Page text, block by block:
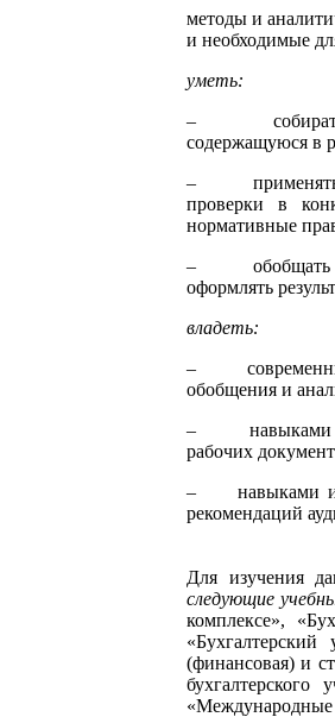
методы и
и необходимые
уметь:
– собирать,
содержащуюся в
– применять
проверки в
нормативные
– обобщать
оформлять
владеть:
–
обобщения и
– навыками
рабочих
– навыками
рекомендаций
Для изучения
следующие
комплексе»,
(финансовая) и
бухгалтерского
«Международные